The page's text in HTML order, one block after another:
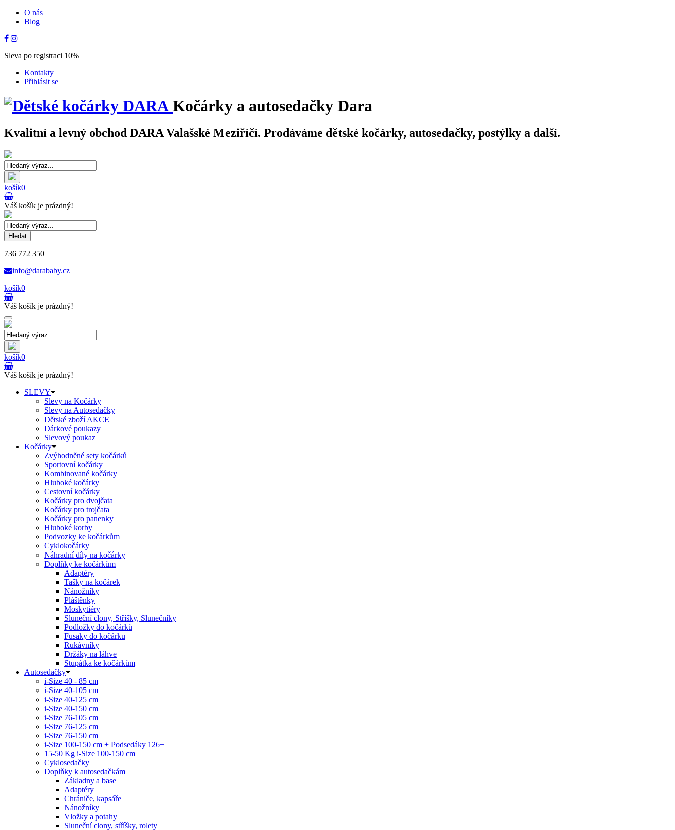
O nás
Blog
Sleva po registraci 10%
Kontakty
Přihlásit se
Kočárky a autosedačky Dara
Kvalitní a levný obchod DARA Valašské Meziříčí. Prodáváme dětské kočárky, autosedačky, postýlky a další.
košík0
Váš košík je prázdný!
Hledat
736 772 350
info@darababy.cz
košík0
Váš košík je prázdný!
Toggle
navigation
košík0
Váš košík je prázdný!
SLEVY
Slevy na Kočárky
Slevy na Autosedačky
Dětské zboží AKCE
Dárkové poukazy
Slevový poukaz
Kočárky
Zvýhodněné sety kočárků
Sportovní kočárky
Kombinované kočárky
Hluboké kočárky
Cestovní kočárky
Kočárky pro dvojčata
Kočárky pro trojčata
Kočárky pro panenky
Hluboké korby
Podvozky ke kočárkům
Cyklokočárky
Náhradní díly na kočárky
Doplňky ke kočárkům
Adaptéry
Tašky na kočárek
Nánožníky
Pláštěnky
Moskytiéry
Sluneční clony, Stříšky, Slunečníky
Podložky do kočárků
Fusaky do kočárku
Rukávníky
Držáky na láhve
Stupátka ke kočárkům
Autosedačky
i-Size 40 - 85 cm
i-Size 40-105 cm
i-Size 40-125 cm
i-Size 40-150 cm
i-Size 76-105 cm
i-Size 76-125 cm
i-Size 76-150 cm
i-Size 100-150 cm + Podsedáky 126+
15-50 Kg i-Size 100-150 cm
Cyklosedačky
Doplňky k autosedačkám
Základny a base
Adaptéry
Chrániče, kapsáře
Nánožníky
Vložky a potahy
Sluneční clony, stříšky, rolety